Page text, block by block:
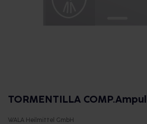
TORMENTILLA
WALA Heilmittel GmbH